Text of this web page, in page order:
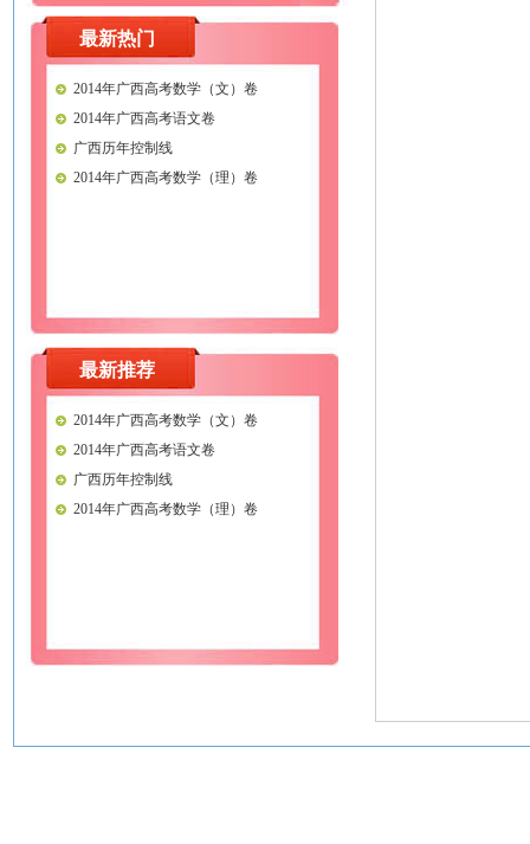
最新热门
2014年广西高考数学（文）卷
2014年广西高考语文卷
广西历年控制线
2014年广西高考数学（理）卷
最新推荐
2014年广西高考数学（文）卷
2014年广西高考语文卷
广西历年控制线
2014年广西高考数学（理）卷